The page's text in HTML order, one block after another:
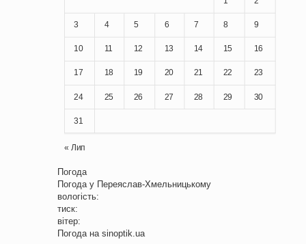
3 4 5 6 7 8 9
10 11 12 13 14 15 16
17 18 19 20 21 22 23
24 25 26 27 28 29 30
31
« Лип
Погода
Погода у Переяслав-Хмельницькому
вологість:
тиск:
вітер:
Погода на sinoptik.ua